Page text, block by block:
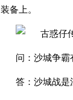
装备上。
问：沙城争霸
答：沙城战是